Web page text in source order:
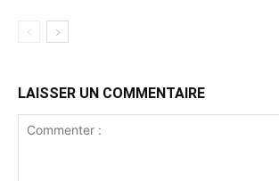
LAISSER UN COMMENTAIRE